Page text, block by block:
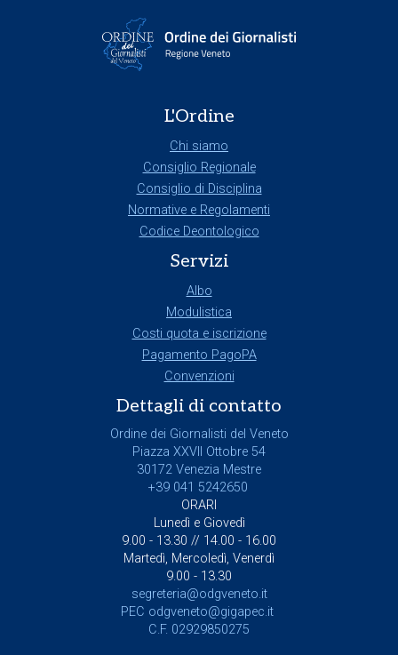
L'Ordine
Chi siamo
Consiglio Regionale
Consiglio di Disciplina
Normative e Regolamenti
Codice Deontologico
Servizi
Albo
Modulistica
Costi quota e iscrizione
Pagamento PagoPA
Convenzioni
Dettagli di contatto
Ordine dei Giornalisti del Veneto
Piazza XXVII Ottobre 54
30172 Venezia Mestre
+39 041 5242650
ORARI
Lunedì e Giovedì
9.00 - 13.30 // 14.00 - 16.00
Martedì, Mercoledì, Venerdì
9.00 - 13.30
segreteria@odgveneto.it
PEC odgveneto@gigapec.it
C.F. 02929850275